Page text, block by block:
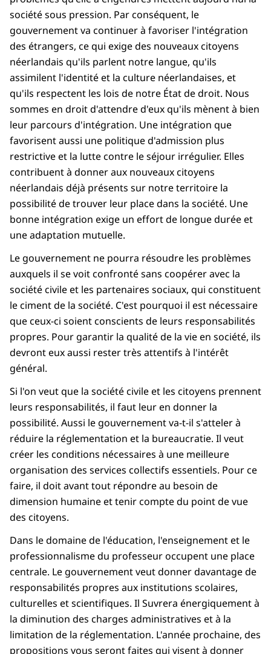
société sous pression. Par conséquent, le
gouvernement va continuer à favoriser l'intégration
des étrangers, ce qui exige des nouveaux citoyens
néerlandais qu'ils parlent notre langue, qu'ils
assimilent l'identité et la culture néerlandaises, et
qu'ils respectent les lois de notre État de droit. Nous
sommes en droit d'attendre d'eux qu'ils mènent à bien
leur parcours d'intégration. Une intégration que
favorisent aussi une politique d'admission plus
restrictive et la lutte contre le séjour irrégulier. Elles
contribuent à donner aux nouveaux citoyens
néerlandais déjà présents sur notre territoire la
possibilité de trouver leur place dans la société. Une
bonne intégration exige un effort de longue durée et
une adaptation mutuelle.
Le gouvernement ne pourra résoudre les problèmes
auxquels il se voit confronté sans coopérer avec la
société civile et les partenaires sociaux, qui constituent
le ciment de la société. C'est pourquoi il est nécessaire
que ceux-ci soient conscients de leurs responsabilités
propres. Pour garantir la qualité de la vie en société, ils
devront eux aussi rester très attentifs à l'intérêt
général.
Si l'on veut que la société civile et les citoyens prennent
leurs responsabilités, il faut leur en donner la
possibilité. Aussi le gouvernement va-t-il s'atteler à
réduire la réglementation et la bureaucratie. Il veut
créer les conditions nécessaires à une meilleure
organisation des services collectifs essentiels. Pour ce
faire, il doit avant tout répondre au besoin de
dimension humaine et tenir compte du point de vue
des citoyens.
Dans le domaine de l'éducation, l'enseignement et le
professionnalisme du professeur occupent une place
centrale. Le gouvernement veut donner davantage de
responsabilités propres aux institutions scolaires,
culturelles et scientifiques. Il Suvrera énergiquement à
la diminution des charges administratives et à la
limitation de la réglementation. L'année prochaine, des
propositions vous seront faites qui visent à donner